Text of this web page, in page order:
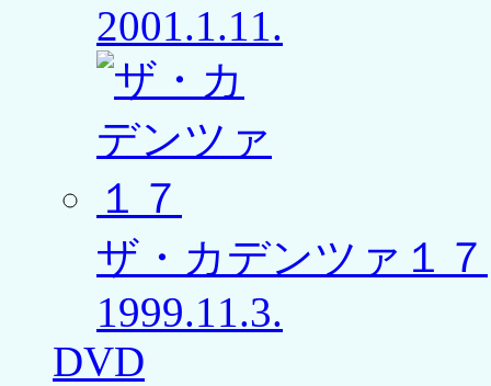
2001.1.11.
ザ・カデンツァ１７
1999.11.3.
DVD